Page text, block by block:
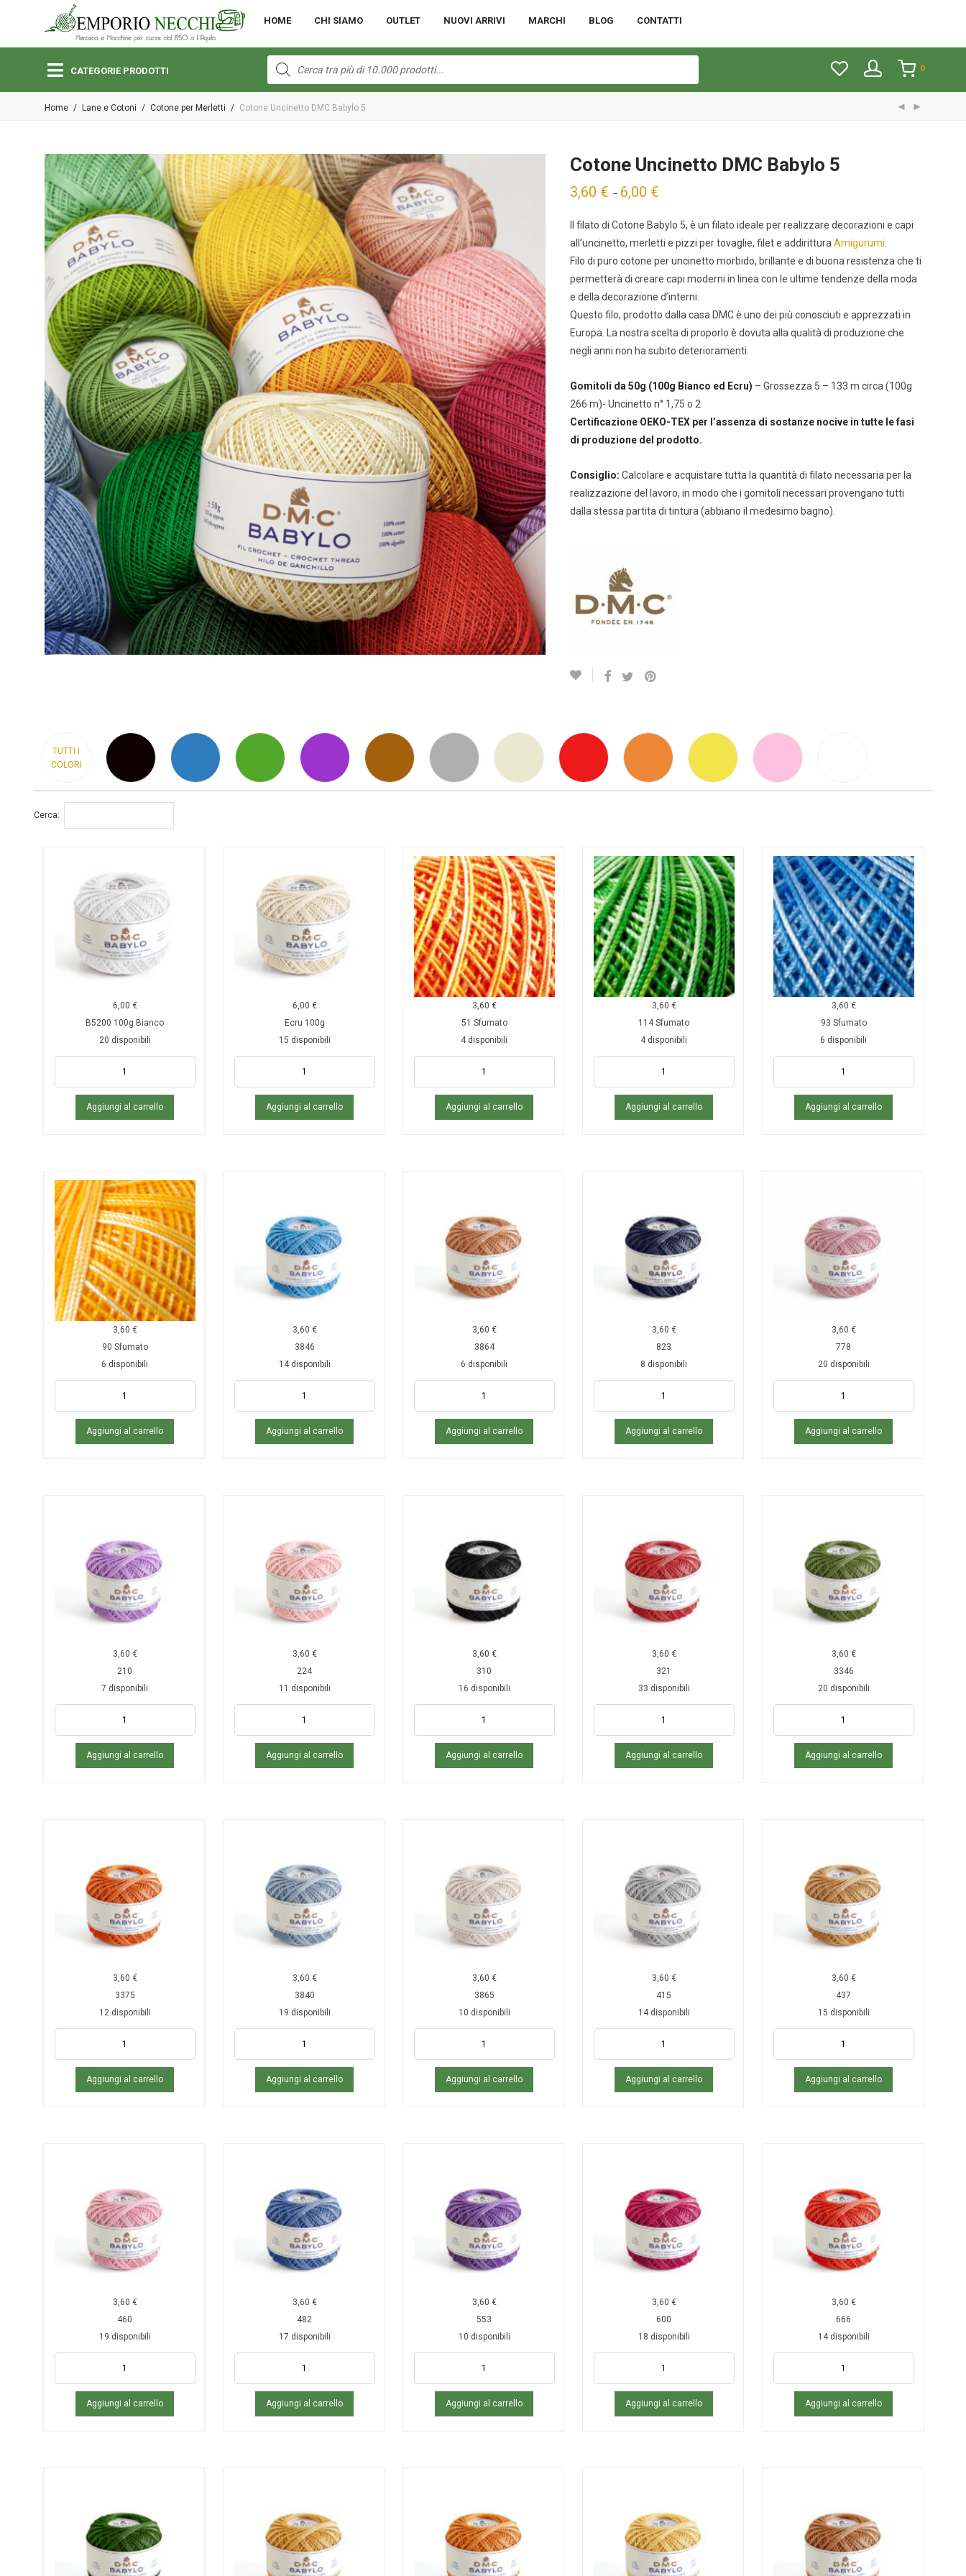
MENU
Open submenu (Bambini)
Open submenu (Lane e Cotoni)
Open submenu (Macchine per Cucire)
Macchine per Cucire
Open submenu (Merceria)
Merceria
Open submenu (Pizzi e Passamanerie)
Pizzi e Passamanerie
Open submenu (Ricamo)
Ricamo
Open submenu (Tessuti)
Tessuti
Open submenu (Toppe e Applicazioni)
Toppe e Applicazioni
Open submenu (Utensili e Tools)
Utensili e Tools
HOME CHI SIAMO OUTLET NUOVI ARRIVI MARCHI BLOG CONTATTI
CATEGORIE PRODOTTI
Products
search
0
Home / Lane e Cotoni / Cotone per Merletti / Cotone Uncinetto DMC Babylo 5
Cotone Uncinetto DMC Babylo 5
3,60 € – 6,00 €
Il filato di Cotone Babylo 5, è un filato ideale per realizzare decorazioni e capi
all’uncinetto, merletti e pizzi per tovaglie, filet e addirittura Amigurumi
Filo di puro cotone per uncinetto morbido, brillante e di buona resistenza che ti
permetterà di creare capi moderni in linea con le ultime tendenze della moda
e della decorazione d’interni.
Questo filo, prodotto dalla casa DMC è uno dei più conosciuti e apprezzati in
Europa. La nostra scelta di proporlo è dovuta alla qualità di produzione che
negli anni non ha subito deterioramenti.
Gomitoli da 50g (100g Bianco ed Ecru) – Grossezza 5 – 133 m circa (100g
266 m)- Uncinetto n° 1,75 o 2
Certificazione OEKO-TEX per l’assenza di sostanze nocive in tutte le fasi
di produzione del prodotto.
Consiglio: Calcolare e acquistare tutta la quantità di filato necessaria per la
realizzazione del lavoro, in modo che i gomitoli necessari provengano tutti
dalla stessa partita di tintura (abbiano il medesimo bagno).
TUTTI I
COLORI
Cerca:
6,00 €
B5200 100g Bianco
20 disponibili
Aggiungi al carrello
6,00 €
Ecru 100g
15 disponibili
Aggiungi al carrello
3,60 €
51 Sfumato
4 disponibili
Aggiungi al carrello
3,60 €
114 Sfumato
4 disponibili
Aggiungi al carrello
3,60 €
93 Sfumato
6 disponibili
Aggiungi al carrello
3,60 €
90 Sfumato
6 disponibili
Aggiungi al carrello
3,60 €
3846
14 disponibili
Aggiungi al carrello
3,60 €
3864
6 disponibili
Aggiungi al carrello
3,60 €
823
8 disponibili
Aggiungi al carrello
3,60 €
778
20 disponibili
Aggiungi al carrello
3,60 €
210
7 disponibili
Aggiungi al carrello
3,60 €
224
11 disponibili
Aggiungi al carrello
3,60 €
310
16 disponibili
Aggiungi al carrello
3,60 €
321
33 disponibili
Aggiungi al carrello
3,60 €
3346
20 disponibili
Aggiungi al carrello
3,60 €
3375
12 disponibili
Aggiungi al carrello
3,60 €
3840
19 disponibili
Aggiungi al carrello
3,60 €
3865
10 disponibili
Aggiungi al carrello
3,60 €
415
14 disponibili
Aggiungi al carrello
3,60 €
437
15 disponibili
Aggiungi al carrello
3,60 €
460
19 disponibili
Aggiungi al carrello
3,60 €
482
17 disponibili
Aggiungi al carrello
3,60 €
553
10 disponibili
Aggiungi al carrello
3,60 €
600
18 disponibili
Aggiungi al carrello
3,60 €
666
14 disponibili
Aggiungi al carrello